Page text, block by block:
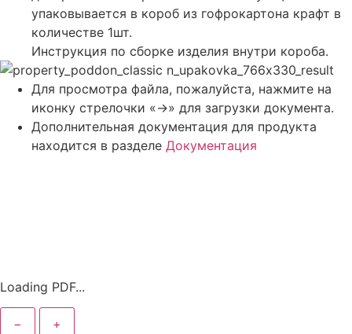
упаковывается в короб из гофрокартона крафт в
количестве 1шт.
Инструкция по сборке изделия внутри короба.
Для просмотра файла, пожалуйста, нажмите на
иконку стрелочки «->» для загрузки документа.
Дополнительная документация для продукта
находится в разделе Документация
Loading PDF...
− +